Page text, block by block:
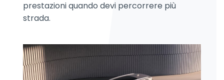
prestazioni quando devi percorrere più
strada.